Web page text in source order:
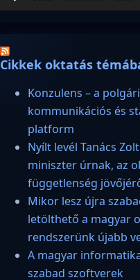
Cikkek oktatás
Konzulens – a polgári
kommunikációs és
platform
Nyílt levél Tanács
miniszter úrnak, az
függetlenség
Mikor lesz újra
letölthető a magyar
rendszerünk újabb
A magyar
szabad szoftverek